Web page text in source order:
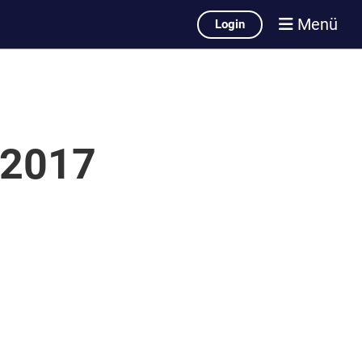
Login Menü